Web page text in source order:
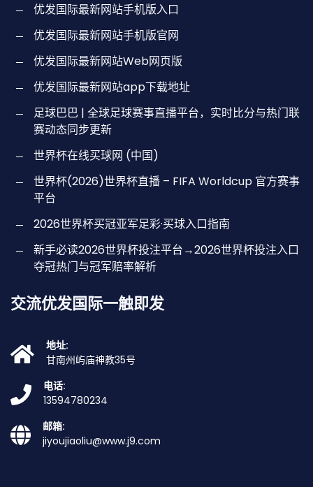
优发国际最新网站手机版入口
优发国际最新网站手机版官网
优发国际最新网站Web网页版
优发国际最新网站app下载地址
足球巴巴 | 全球足球赛事直播平台，实时比分与热门联
赛动态同步更新
世界杯在线买球网 (中国)
世界杯(2026)世界杯直播 – FIFA Worldcup 官方赛事
平台
2026世界杯买冠亚军足彩·买球入口指南
新手必读2026世界杯投注平台→2026世界杯投注入口
夺冠热门与冠军赔率解析
交流优发国际一触即发
地址:
甘南州屿庙神教35号
电话:
13594780234
邮箱:
jiyoujiaoliu@www.j9.com